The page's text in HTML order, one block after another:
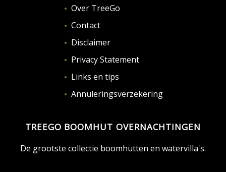
Over TreeGo
Contact
Disclaimer
Privacy Statement
Links en tips
Annuleringsverzekering
TREEGO BOOMHUT OVERNACHTINGEN
De grootste collectie boomhutten en watervilla's.